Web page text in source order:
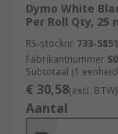
Dymo White
Per Roll Qty, 25
RS-stocknr. 733-5851
Fabrikantnummer
Subtotaal (1
€ 30,58(excl. BTW)
Aantal